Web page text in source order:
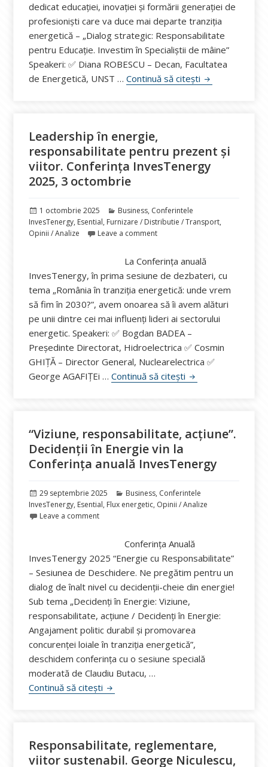
dedicat educației, inovației și formării generației de
profesioniști care va duce mai departe tranziția
energetică – „Dialog strategic: Responsabilitate
pentru Educație. Investim în Specialiștii de mâine”
Speakeri: ✅ Diana ROBESCU – Decan, Facultatea
de Energetică, UNST …Continuă să citești Dialog
Leadership în energie,
responsabilitate pentru prezent și
viitor. Conferința InvesTenergy
2025, 3 octombrie
Publicat
pe
1 octombrie 2025 Categorii
Business, Conferintele
InvesTenergy, Esential, Furnizare / Distributie / Transport,
Opinii / Analize
Leave a comment
La Conferința anuală
InvesTenergy, în prima sesiune de dezbateri, cu
tema „România în tranziția energetică: unde vrem
să fim în 2030?”, avem onoarea să îi avem alături
pe unii dintre cei mai influenți lideri ai sectorului
energetic. Speakeri: ✅ Bogdan BADEA –
Președinte Directorat, Hidroelectrica ✅ Cosmin
GHIȚĂ – Director General, Nuclearelectrica ✅
George AGAFIȚEi …Continuă să citești Leadership în
“Viziune, responsabilitate, acțiune”.
Decidenții în Energie vin la
Conferința anuală InvesTenergy
Publicat
pe
29 septembrie 2025 Categorii
Business, Conferintele
InvesTenergy, Esential, Flux energetic, Opinii / Analize
Leave a comment
Conferința Anuală
InvesTenergy 2025 “Energie cu Responsabilitate”
– Sesiunea de Deschidere. Ne pregătim pentru un
dialog de înalt nivel cu decidenții-cheie din energie!
Sub tema „Decidenți în Energie: Viziune,
responsabilitate, acțiune / Decidenți în Energie:
Angajament politic durabil și promovarea
concurenței loiale în tranziția energetică”,
deschidem conferința cu o sesiune specială
moderată de Claudiu Butacu, …
Continuă să citești “Viziune, responsabilitate, acțiune”.
Responsabilitate, reglementare,
viitor sustenabil. George Niculescu,